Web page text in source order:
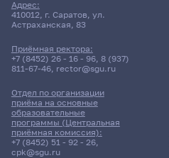
Адрес:
410012, г. Саратов, ул.
Астраханская, 83
Приёмная ректора:
+7 (8452) 26 - 16 - 96, 8 (937)
811-67-46, rector@sgu.ru
Отдел по организации
приёма на основные
образовательные
программы (Центральная
приёмная комиссия):
+7 (8452) 51 - 92 - 26,
cpk@sgu.ru